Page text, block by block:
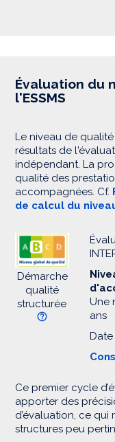
Évaluation du
l'ESSMS
Le niveau de
résultats de
indépendant. La
qualité des
accompagnées. Cf.
de calcul du
Démarche
qualité
structurée
Une
ans
Ce premier cycle
apporter des
d’évaluation, ce
structures peu